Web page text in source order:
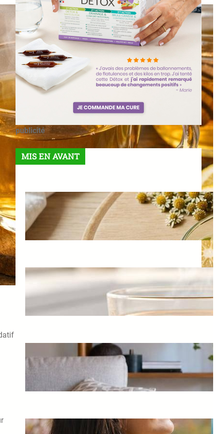
publicité
MIS EN AVANT
Meilleures Tisanes Pour Un
Microbiome Équilibré
août 7, 2026
Eau, Tisanes Ou Jus : Que
Choisir Pour L’Immunité ?
Comment Ajuster Sa Posture
En Soulevant Des Objets
août 3, 2026
Comment les saisons